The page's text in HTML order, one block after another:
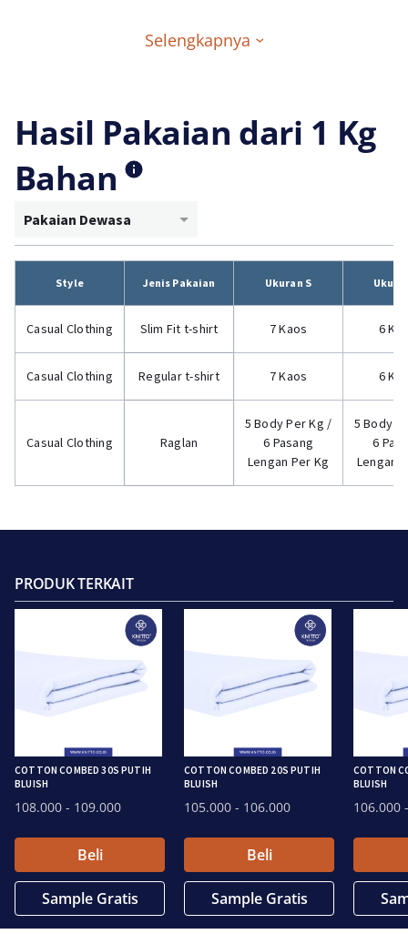
Selengkapnya
Hasil Pakaian dari 1 Kg
Bahan
Pakaian Dewasa
Style Jenis Pakaian Ukuran S
Casual Clothing Slim Fit t-shirt 7 Kaos 6
Casual Clothing Regular t-shirt 7 Kaos 6
Casual Clothing Raglan
5 Body Per Kg /
6 Pasang
Lengan Per Kg
5 Body
6
Lengan
PRODUK TERKAIT
COTTON COMBED 30S PUTIH
BLUISH
108.000 - 109.000
Beli
Sample Gratis
COTTON COMBED 20S PUTIH
BLUISH
105.000 - 106.000
Beli
Sample Gratis
COTTON
BLUISH
106.000